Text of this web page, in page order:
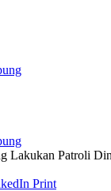
Lakukan Patroli
Print